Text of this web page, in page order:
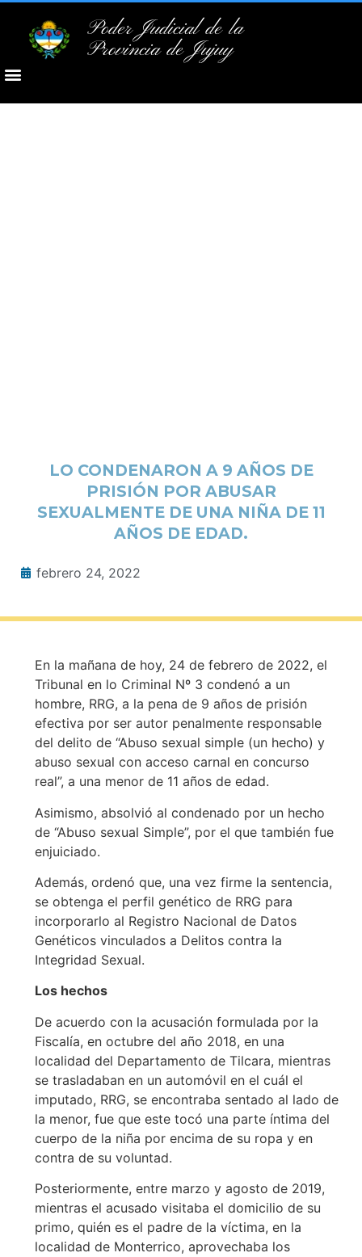
Poder Judicial de la
Provincia de Jujuy
LO CONDENARON A 9 AÑOS DE
PRISIÓN POR ABUSAR
SEXUALMENTE DE UNA NIÑA DE 11
AÑOS DE EDAD.
febrero 24, 2022
En la mañana de hoy, 24 de febrero de 2022, el
Tribunal en lo Criminal Nº 3 condenó a un
hombre, RRG, a la pena de 9 años de prisión
efectiva por ser autor penalmente responsable
del delito de “Abuso sexual simple (un hecho) y
abuso sexual con acceso carnal en concurso
real”, a una menor de 11 años de edad.
Asimismo, absolvió al condenado por un hecho
de “Abuso sexual Simple”, por el que también fue
enjuiciado.
Además, ordenó que, una vez firme la sentencia,
se obtenga el perfil genético de RRG para
incorporarlo al Registro Nacional de Datos
Genéticos vinculados a Delitos contra la
Integridad Sexual.
Los hechos
De acuerdo con la acusación formulada por la
Fiscalía, en octubre del año 2018, en una
localidad del Departamento de Tilcara, mientras
se trasladaban en un automóvil en el cuál el
imputado, RRG, se encontraba sentado al lado de
la menor, fue que este tocó una parte íntima del
cuerpo de la niña por encima de su ropa y en
contra de su voluntad.
Posteriormente, entre marzo y agosto de 2019,
mientras el acusado visitaba el domicilio de su
primo, quién es el padre de la víctima, en la
localidad de Monterrico, aprovechaba los